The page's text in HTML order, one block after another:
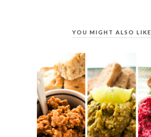
YOU MIGHT ALSO LIKE